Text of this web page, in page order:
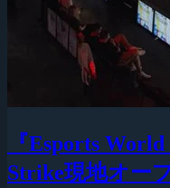
『Esports
Strike現地オー